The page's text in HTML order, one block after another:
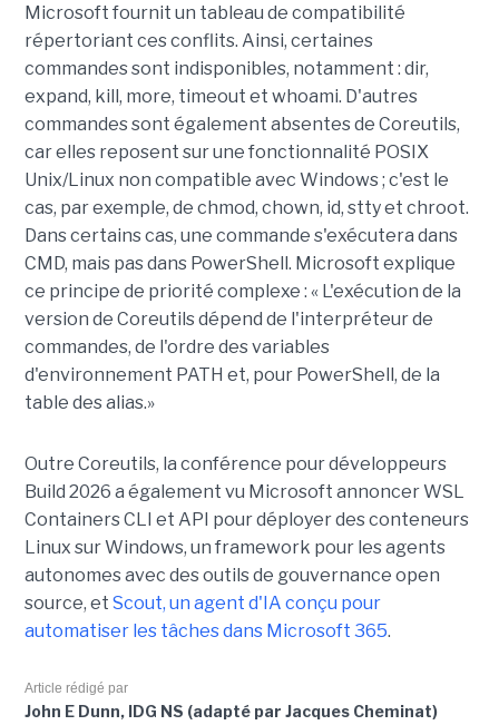
Microsoft fournit un tableau de compatibilité
répertoriant ces conflits. Ainsi, certaines
commandes sont indisponibles, notamment : dir,
expand, kill, more, timeout et whoami. D'autres
commandes sont également absentes de Coreutils,
car elles reposent sur une fonctionnalité POSIX
Unix/Linux non compatible avec Windows ; c'est le
cas, par exemple, de chmod, chown, id, stty et chroot.
Dans certains cas, une commande s'exécutera dans
CMD, mais pas dans PowerShell. Microsoft explique
ce principe de priorité complexe : « L'exécution de la
version de Coreutils dépend de l'interpréteur de
commandes, de l'ordre des variables
d'environnement PATH et, pour PowerShell, de la
table des alias.»
Outre Coreutils, la conférence pour développeurs
Build 2026 a également vu Microsoft annoncer WSL
Containers CLI et API pour déployer des conteneurs
Linux sur Windows, un framework pour les agents
autonomes avec des outils de gouvernance open
source, et Scout, un agent d'IA conçu pour
automatiser les tâches dans Microsoft 365.
Article rédigé par
John E Dunn, IDG NS (adapté par Jacques Cheminat)